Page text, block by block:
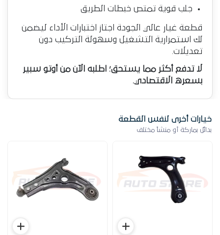
جلب قوية تمتص خبطات الطريق
قطعة غيار عالي الجودة اجتاز اختبارات الأداء ليضمن
لك استمرارية التشغيل وسهولة التركيب دون
تعديلات.
لا تدفع أكثر مما يستحق؛ اطلبه الآن من أوتو سبير
بسعره الاقتصادي.
خيارات أخرى لنفس القطعة
بدائل بماركة أو منشأ مختلف